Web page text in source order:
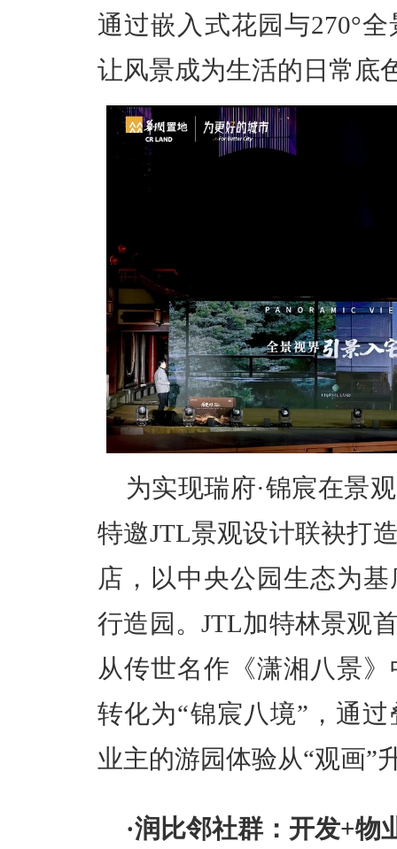
通过嵌入式花园与270°
让风景成为生活的日常底
为实现瑞府·锦宸在景
特邀JTL景观设计联袂打
店，以中央公园生态为
行造园。JTL加特林景观
从传世名作《潇湘八景
转化为“锦宸八境”，通
业主的游园体验从“观画”
·润比邻社群：开发+物